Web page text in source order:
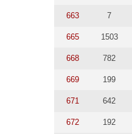
663 7
665 1503
668 782
669 199
671 642
672 192